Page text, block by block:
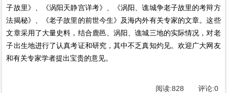
子故里》、《涡阳天静宫详考》、《涡阳、谯城争老子故里的考辩方
法揭秘》、《老子故里的前世今生》及海内外有关专家的文章。这些
文章采用了大量史料，结合鹿邑、涡阳、谯城三地的实际情况，对老
子出生地进行了认真考证和研究，其中不乏真知灼见。欢迎广大网友
和有关专家学者提出宝贵的意见。
阅读:828 评论:0